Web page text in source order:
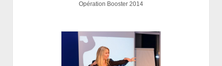
Opération Booster 2014